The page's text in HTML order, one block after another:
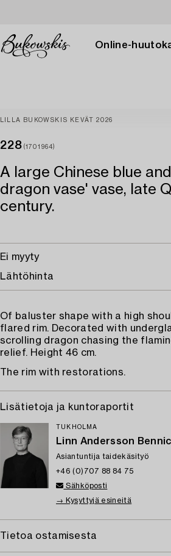
Online-
LILLA BUKOWSKIS KEVÄT 2026
228 (1701964)
A large Chinese blue
dragon vase' vase, late
century.
Ei myyty
Lähtöhinta
Of baluster shape with a high
flared rim. Decorated with
scrolling dragon chasing the
relief. Height 46 cm.
The rim with restorations.
Lisätietoja ja kuntoraportit
TUKHOLMA
Linn Andersson
Asiantuntija taidekäsityö
+46 (0)707 88 84 75
Sähköposti
→ Kysyttyjä esineitä
Tietoa ostamisesta